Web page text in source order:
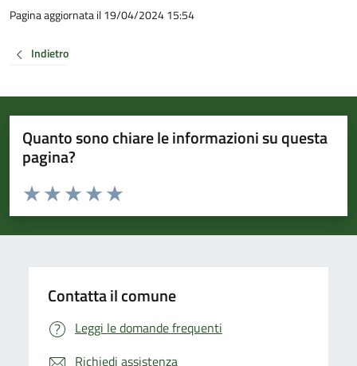
Pagina aggiornata il 19/04/2024 15:54
Indietro
Quanto sono chiare le informazioni su questa
pagina?
Valuta da 1 a 5 stelle la pagina
Valuta 5 stelle su 5
Valuta 4 stelle su 5
Valuta 3 stelle su 5
Valuta 2 stelle su 5
Valuta 1 stelle su 5
Contatta il comune
Leggi le domande frequenti
Richiedi assistenza